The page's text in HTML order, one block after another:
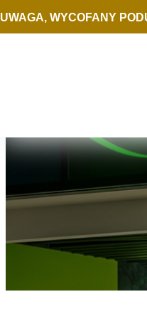
Idź do treści
UWAGA, WYCOFANY